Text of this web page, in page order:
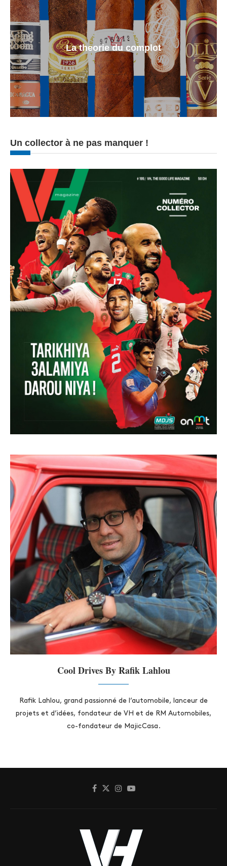
La theorie du complot
Un collector à ne pas manquer !
Cool Drives By Rafik Lahlou
Rafik Lahlou, grand passionné de l’automobile, lanceur de
projets et d’idées, fondateur de VH et de RM Automobiles,
co-fondateur de MajicCasa.